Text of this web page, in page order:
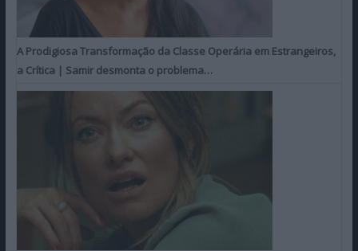
A Prodigiosa Transformação da Classe Operária em Estrangeiros,
a Crítica | Samir desmonta o problema…